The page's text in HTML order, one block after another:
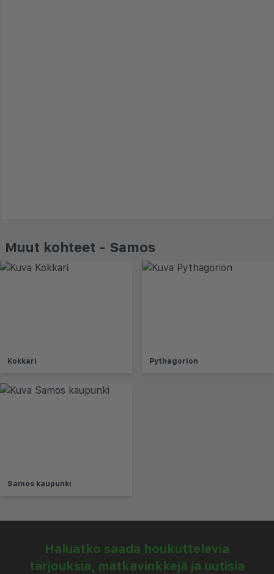
Muut kohteet - Samos
Kokkari Pythagorion
Samos kaupunki
Haluatko saada houkuttelevia
tarjouksia, matkavinkkejä ja uutisia